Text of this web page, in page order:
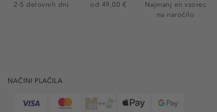
2-5 delovnih dni
od 49,00 €
Najmanj en vzorec
na naročilo
NAČINI PLAČILA